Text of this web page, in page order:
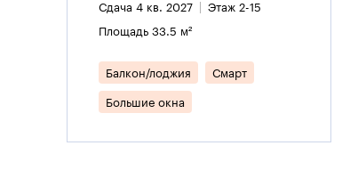
Сдача 4 кв. 2027 Этаж 2-15
Площадь 33.5 м²
Балкон/лоджия Смарт
Большие окна